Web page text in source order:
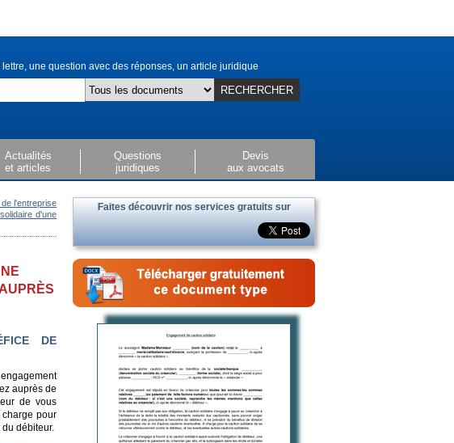
une question avec des réponses, un article juridique
RECHERCHER
Actualités
et articles
Questions
juridiques
Devis
aux avocats
l'entreprise
d'une
DE
auprès de
de vous
pour
débiteur.
Faites découvrir nos services gratuits sur